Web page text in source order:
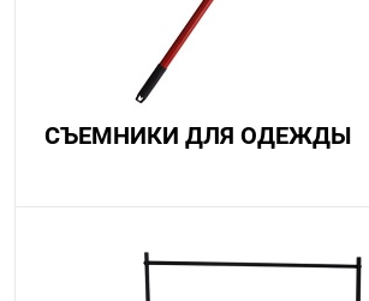
СЪЕМНИКИ ДЛЯ ОДЕЖДЫ